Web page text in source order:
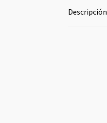
Descripción